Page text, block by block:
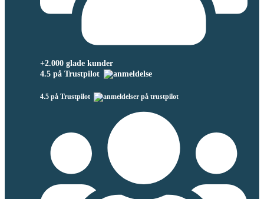
+2.000 glade kunder
4.5 på Trustpilot
4.5 på Trustpilot